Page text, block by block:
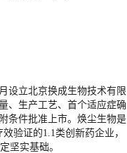
设立北京换成生物技术有限
、生产工艺、首个适应症确
条件批准上市。焕尘生物是
验证的1.1类创新药企业，
坚实基础。